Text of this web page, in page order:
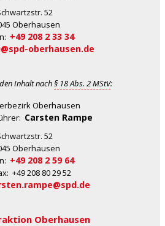
52
Oberhausen
+49 208 2 33 34
oberhausen.de
Inhalt nach§ 18 Abs. 2 MStV:
Oberhausen
Carsten Rampe
52
Oberhausen
+49 208 2 59 64
+49 208 80 29 52
Oberhausen